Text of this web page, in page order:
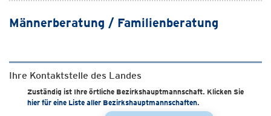
Männerberatung / Familienberatung
Ihre Kontaktstelle des Landes
Zuständig ist Ihre örtliche Bezirkshauptmannschaft. Klicken Sie
hier für eine Liste aller Bezirkshauptmannschaften.